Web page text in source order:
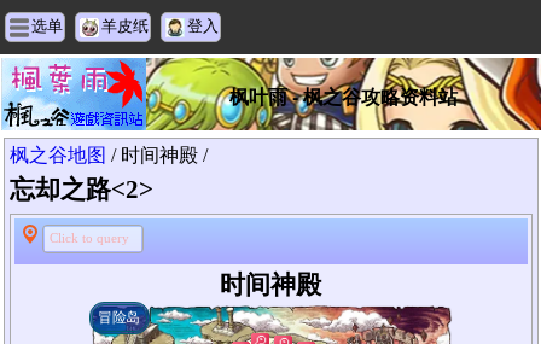
选单 羊皮纸 登入
枫叶雨 - 枫之谷攻略资料站
枫之谷地图 / 时间神殿 /
忘却之路<2>
Click to query
时间神殿
冒险岛